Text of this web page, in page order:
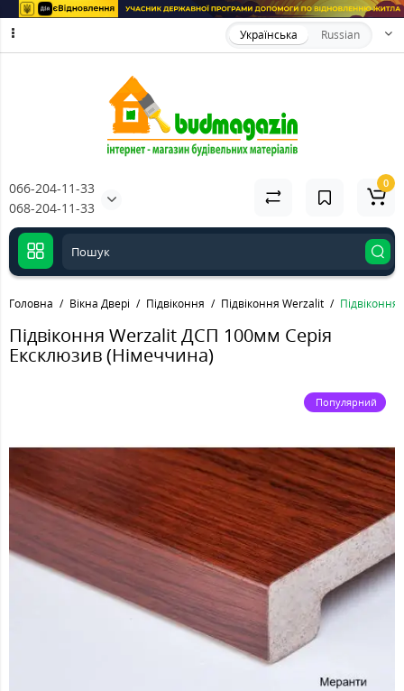
Українська Russian
066-204-11-33
068-204-11-33
0
Головна Вікна Двері Підвіконня Підвіконня Werzalit
Підвіконня Werzalit ДСП 100мм Серія
Ексклюзив (Німеччина)
Популярний